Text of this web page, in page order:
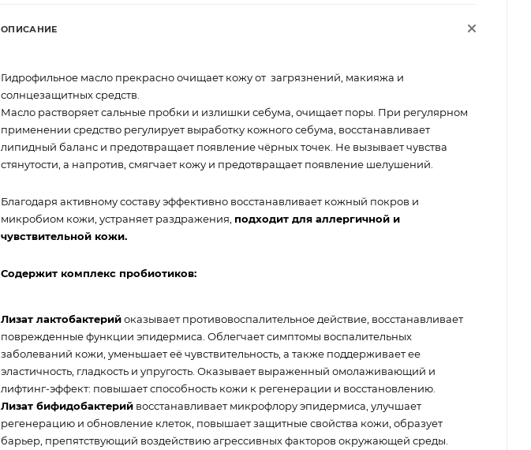
ОПИСАНИЕ
Гидрофильное масло прекрасно очищает кожу от загрязнений, макияжа и
солнцезащитных средств.
Масло растворяет сальные пробки и излишки себума, очищает поры. При регулярном
применении средство регулирует выработку кожного себума, восстанавливает
липидный баланс и предотвращает появление чёрных точек. Не вызывает чувства
стянутости, а напротив, смягчает кожу и предотвращает появление шелушений.
Благодаря активному составу эффективно восстанавливает кожный покров и
микробиом кожи, устраняет раздражения, подходит для аллергичной и
чувствительной кожи.
Содержит комплекс пробиотиков:
Лизат лактобактерийоказывает противовоспалительное действие, восстанавливает
поврежденные функции эпидермиса. Облегчает симптомы воспалительных
заболеваний кожи, уменьшает её чувствительность, а также поддерживает ее
эластичность, гладкость и упругость. Оказывает выраженный омолаживающий и
лифтинг-эффект: повышает способность кожи к регенерации и восстановлению.
Лизат бифидобактерий восстанавливает микрофлору эпидермиса, улучшает
регенерацию и обновление клеток, повышает защитные свойства кожи, образует
барьер, препятствующий воздействию агрессивных факторов окружающей среды.